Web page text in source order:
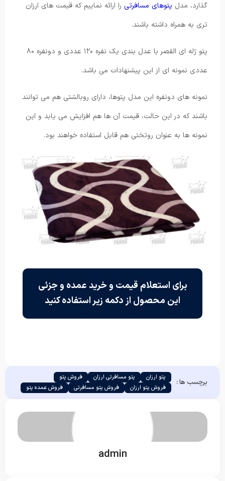
گذارد، مدل پتوهای مسافرتی را ارائه نماییم که قیمت های ارزان
تری به همراه داشته باشند.
پتو ژله ای القصر با عدل بندی یک نفره ۱۲۰ عددی و دونفره ۸۰
عددی نمونه ای از این پیشنهادات می باشد.
نمونه های دونفره این مدل پتوها، دارای روبالشتی هم می توانند
باشند که در این حالت، قیمت آن ها هم افزایش می یابد و این
نمونه ها به عنوان روتختی هم قابل استفاده خواهند بود.
برای استعلام قیمت و خرید عمده و جزئی
این محصول از دکمه زیر استفاده کنید
برچسب ها : پتو ارزان پتو مسافرتی ارزان
فروش پتو
فروش پتو ارزان
فروش پتو مسافرتی فروش عمده پتو
admin